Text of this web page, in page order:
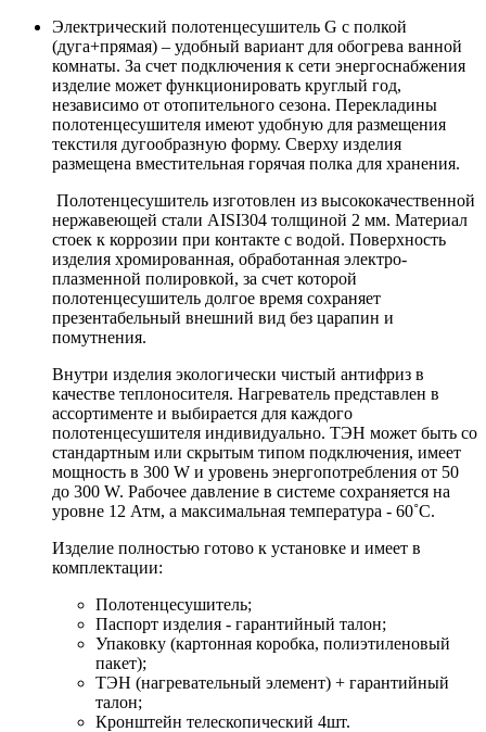
Электрический полотенцесушитель G с полкой
(дуга+прямая) – удобный вариант для обогрева ванной
комнаты. За счет подключения к сети энергоснабжения
изделие может функционировать круглый год,
независимо от отопительного сезона. Перекладины
полотенцесушителя имеют удобную для размещения
текстиля дугообразную форму. Сверху изделия
размещена вместительная горячая полка для хранения.
Полотенцесушитель изготовлен из высококачественной
нержавеющей стали AISI304 толщиной 2 мм. Материал
стоек к коррозии при контакте с водой. Поверхность
изделия хромированная, обработанная электро-
плазменной полировкой, за счет которой
полотенцесушитель долгое время сохраняет
презентабельный внешний вид без царапин и
помутнения.
Внутри изделия экологически чистый антифриз в
качестве теплоносителя. Нагреватель представлен в
ассортименте и выбирается для каждого
полотенцесушителя индивидуально. ТЭН может быть со
стандартным или скрытым типом подключения, имеет
мощность в 300 W и уровень энергопотребления от 50
до 300 W. Рабочее давление в системе сохраняется на
уровне 12 Атм, а максимальная температура - 60˚С.
Изделие полностью готово к установке и имеет в
комплектации:
Полотенцесушитель;
Паспорт изделия - гарантийный талон;
Упаковку (картонная коробка, полиэтиленовый
пакет);
ТЭН (нагревательный элемент) + гарантийный
талон;
Кронштейн телескопический 4шт.